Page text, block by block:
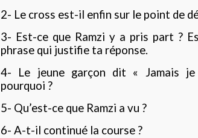
2- Le cross est-il enfin sur le point de
3- Est-ce que Ramzi y a pris part ?
phrase qui justifie ta réponse.
4- Le jeune garçon dit « Jamais je
pourquoi ?
5- Qu’est-ce que Ramzi a vu ?
6- A-t-il continué la course ?